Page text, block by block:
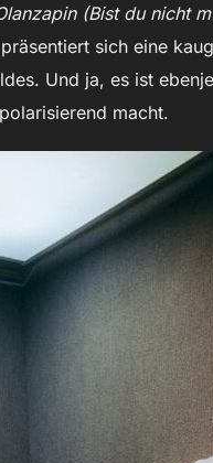
(Bist du nicht
sich eine
Und ja, es ist
macht.